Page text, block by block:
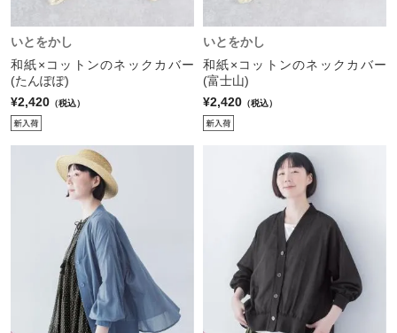
いとをかし
和紙×コットンのネックカバー
(たんぽぽ)
¥2,420 （税込）
いとをかし
和紙×コットンのネックカバー
(富士山)
¥2,420 （税込）